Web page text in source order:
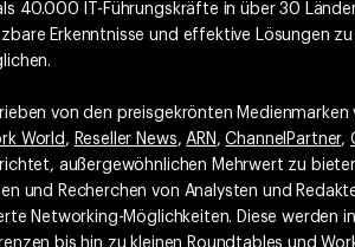
40.000 IT-Führungskräfte in über 30
Erkenntnisse und effektive Lösungen
von den preisgekrönten Medienmarken
World , Reseller News,ARN ,ChannelPartner,
außergewöhnlichen Mehrwert zu
und Recherchen von Analysten und
Networking-Möglichkeiten. Diese werden
bis hin zu kleinen Roundtables und